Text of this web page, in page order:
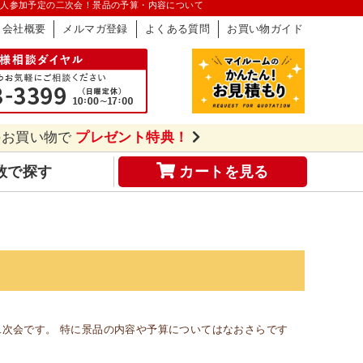
参加予定の二次会！景品の予算・内容について
会社概要 メルマガ登録 よくある質問 お買い物ガイド
買い物で プレゼント特典！
で探す カートを見る
会です。 特に景品の内容や予算についてはなおさらです